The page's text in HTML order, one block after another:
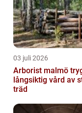
03 juli 2026
Arborist malmö trygg och
långsiktig vård av
träd